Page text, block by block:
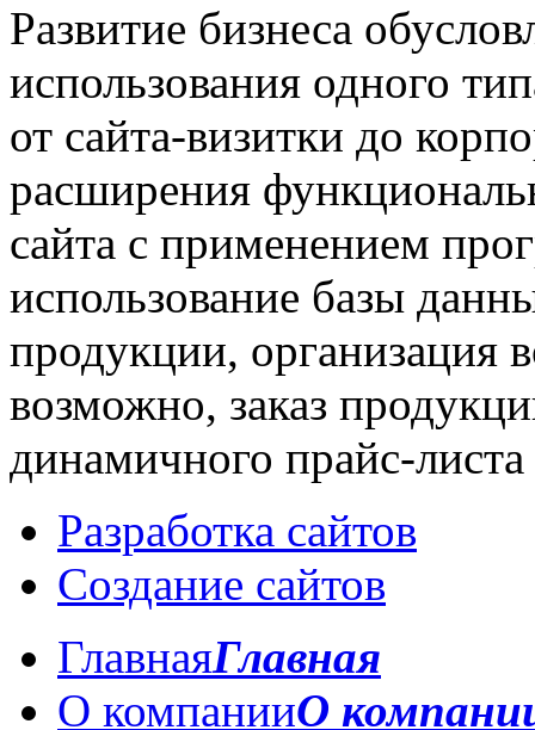
Развитие бизнеса
использования одного
от сайта-визитки до
расширения
сайта с применением
использование базы
продукции, организация
возможно, заказ
динамичного прайс-листа
Разработка сайтов
Создание сайтов
ГлавнаяГлавная
О компанииО